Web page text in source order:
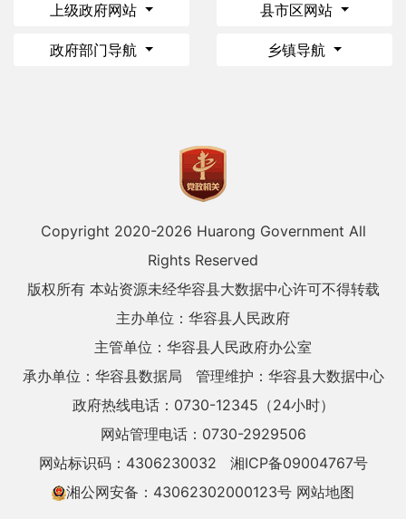
上级政府网站 县市区网站
政府部门导航 乡镇导航
Copyright 2020-2026 Huarong Government All
Rights Reserved
版权所有 本站资源未经华容县大数据中心许可不得转载
主办单位：华容县人民政府
主管单位：华容县人民政府办公室
承办单位：华容县数据局
管理维护：华容县大数据中心
政府热线电话：0730-12345（24小时）
网站管理电话：0730-2929506
网站标识码：4306230032
湘ICP备09004767号
湘公网安备：43062302000123号 网站地图